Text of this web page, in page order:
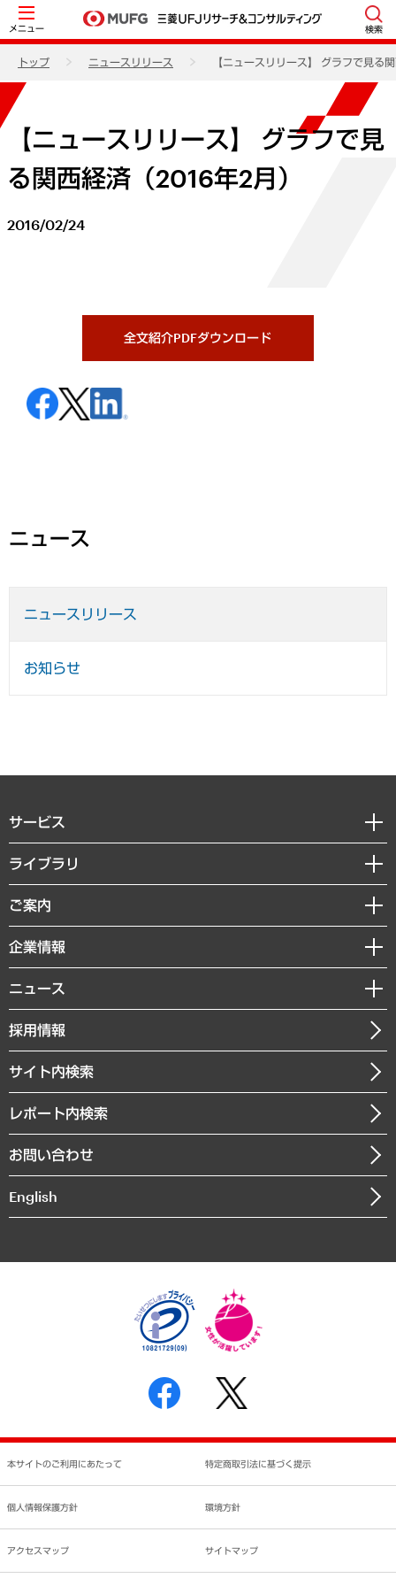
メニュー 検索
トップ ニュースリリース 【ニュースリリース】 グラフで見る
【ニュースリリース】 グラフで見
る関西経済（2016年2月）
2016/02/24
全文紹介PDFダウンロード
ニュース
ニュースリリース
お知らせ
サービス
経営戦略
組織・人事戦略
デジタルイノベーション
共生・ダイバーシティ
GRC（ガバナンス・リスク・コンプライアンス）・防災（政策）
経済・産業・雇用・労働
まちづくり・観光・交通・スポーツ・スマートシティ
自然資源・農林水産業・食料システム
ライブラリ
経済調査
レポート
コラム
経営用語集
受託・受注実績（官公庁関連）
メディア掲載・出演
ご案内
セミナー・イベント情報
MUFGビジネスセミナー
受託案件情報
企業情報
私たちの想い
社長メッセージ
会社概要
沿革
組織図・本部部室紹介
インドネシア現地法人
個人情報保護方針
反社会的勢力に対する基本方針
書面による個人情報の開示等の請求の手続きについて
ニュース
ニュースリリース
お知らせ
採用情報
サイト内検索
レポート内検索
お問い合わせ
English
本サイトのご利用にあたって 特定商取引法に基づく提示
個人情報保護方針 環境方針
アクセスマップ サイトマップ